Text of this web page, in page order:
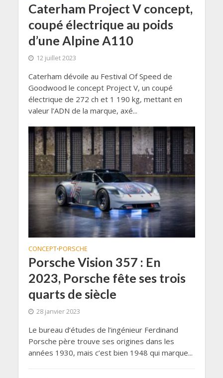
Caterham Project V concept,
coupé électrique au poids
d’une Alpine A110
12 juillet 2023
Caterham dévoile au Festival Of Speed de
Goodwood le concept Project V, un coupé
électrique de 272 ch et 1 190 kg, mettant en
valeur l’ADN de la marque, axé...
CONCEPT•PORSCHE
Porsche Vision 357 : En
2023, Porsche fête ses trois
quarts de siècle
28 janvier 2023
Le bureau d’études de l’ingénieur Ferdinand
Porsche père trouve ses origines dans les
années 1930, mais c’est bien 1948 qui marque...